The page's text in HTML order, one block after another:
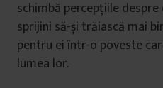
schimbă percepțiile
sprijini să-și trăiască mai
pentru ei într-o poveste
lumea lor.